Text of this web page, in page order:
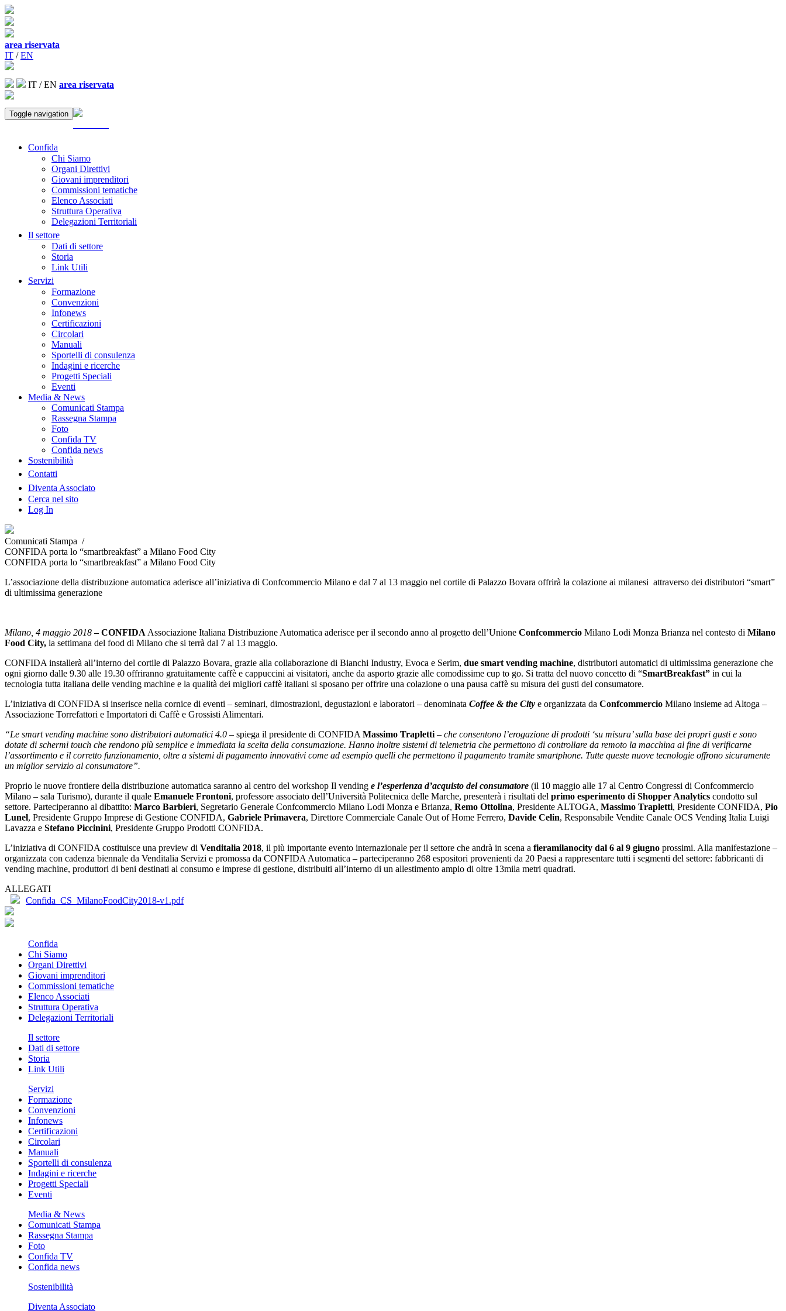
area riservata
IT /EN
IT /EN area riservata
Toggle navigation
Confida
Chi Siamo
Organi Direttivi
Giovani imprenditori
Commissioni tematiche
Elenco Associati
Struttura Operativa
Delegazioni Territoriali
Il settore
Dati di settore
Storia
Link Utili
Servizi
Formazione
Convenzioni
Infonews
Certificazioni
Circolari
Manuali
Sportelli di consulenza
Indagini e ricerche
Progetti Speciali
Eventi
Media & News
Comunicati Stampa
Rassegna Stampa
Foto
Confida TV
Confida news
Sostenibilità
Contatti
Diventa Associato
Cerca nel sito
Log In
Comunicati Stampa /
CONFIDA porta lo “smartbreakfast” a Milano Food City
CONFIDA porta lo “smartbreakfast” a Milano Food City
L’associazione della distribuzione automatica aderisce all’iniziativa di Confcommercio Milano e dal 7 al 13 maggio nel cortile di Palazzo Bovara offrirà la colazione ai milanesi attraverso dei distributori “smart”
di ultimissima generazione
Milano, 4 maggio 2018– CONFIDA Associazione Italiana Distribuzione Automatica aderisce per il secondo anno al progetto dell’Unione Confcommercio Milano Lodi Monza Brianza nel contesto di Milano
Food City, la settimana del food di Milano che si terrà dal 7 al 13 maggio.
CONFIDA installerà all’interno del cortile di Palazzo Bovara, grazie alla collaborazione di Bianchi Industry, Evoca e Serim, due smart vending machine, distributori automatici di ultimissima generazione che
ogni giorno dalle 9.30 alle 19.30 offriranno gratuitamente caffè e cappuccini ai visitatori, anche da asporto grazie alle comodissime cup to go. Si tratta del nuovo concetto di “SmartBreakfast” in cui la
tecnologia tutta italiana delle vending machine e la qualità dei migliori caffè italiani si sposano per offrire una colazione o una pausa caffè su misura dei gusti del consumatore.
L’iniziativa di CONFIDA si inserisce nella cornice di eventi – seminari, dimostrazioni, degustazioni e laboratori – denominata Coffee & the City e organizzata da Confcommercio Milano insieme ad Altoga –
Associazione Torrefattori e Importatori di Caffè e Grossisti Alimentari.
“Le smart vending machine sono distributori automatici 4.0 – spiega il presidente di CONFIDA Massimo Trapletti – che consentono l’erogazione di prodotti ‘su misura’ sulla base dei propri gusti e sono
dotate di schermi touch che rendono più semplice e immediata la scelta della consumazione. Hanno inoltre sistemi di telemetria che permettono di controllare da remoto la macchina al fine di verificarne
l’assortimento e il corretto funzionamento, oltre a sistemi di pagamento innovativi come ad esempio quelli che permettono il pagamento tramite smartphone. Tutte queste nuove tecnologie offrono sicuramente
un miglior servizio al consumatore”.
Proprio le nuove frontiere della distribuzione automatica saranno al centro del workshop Il vending e l’esperienza d’acquisto del consumatore (il 10 maggio alle 17 al Centro Congressi di Confcommercio
Milano – sala Turismo), durante il quale Emanuele Frontoni, professore associato dell’Università Politecnica delle Marche, presenterà i risultati del primo esperimento di Shopper Analytics condotto sul
settore. Parteciperanno al dibattito: Marco Barbieri, Segretario Generale Confcommercio Milano Lodi Monza e Brianza, Remo Ottolina, Presidente ALTOGA, Massimo Trapletti, Presidente CONFIDA, Pio
Lunel, Presidente Gruppo Imprese di Gestione CONFIDA, Gabriele Primavera, Direttore Commerciale Canale Out of Home Ferrero, Davide Celin, Responsabile Vendite Canale OCS Vending Italia Luigi
Lavazza e Stefano Piccinini, Presidente Gruppo Prodotti CONFIDA.
L’iniziativa di CONFIDA costituisce una preview di Venditalia 2018, il più importante evento internazionale per il settore che andrà in scena a fieramilanocity dal 6 al 9 giugno prossimi. Alla manifestazione –
organizzata con cadenza biennale da Venditalia Servizi e promossa da CONFIDA Automatica – parteciperanno 268 espositori provenienti da 20 Paesi a rappresentare tutti i segmenti del settore: fabbricanti di
vending machine, produttori di beni destinati al consumo e imprese di gestione, distribuiti all’interno di un allestimento ampio di oltre 13mila metri quadrati.
ALLEGATI
Confida_CS_MilanoFoodCity2018-v1.pdf
Confida
Chi Siamo
Organi Direttivi
Giovani imprenditori
Commissioni tematiche
Elenco Associati
Struttura Operativa
Delegazioni Territoriali
Il settore
Dati di settore
Storia
Link Utili
Servizi
Formazione
Convenzioni
Infonews
Certificazioni
Circolari
Manuali
Sportelli di consulenza
Indagini e ricerche
Progetti Speciali
Eventi
Media & News
Comunicati Stampa
Rassegna Stampa
Foto
Confida TV
Confida news
Sostenibilità
Diventa Associato